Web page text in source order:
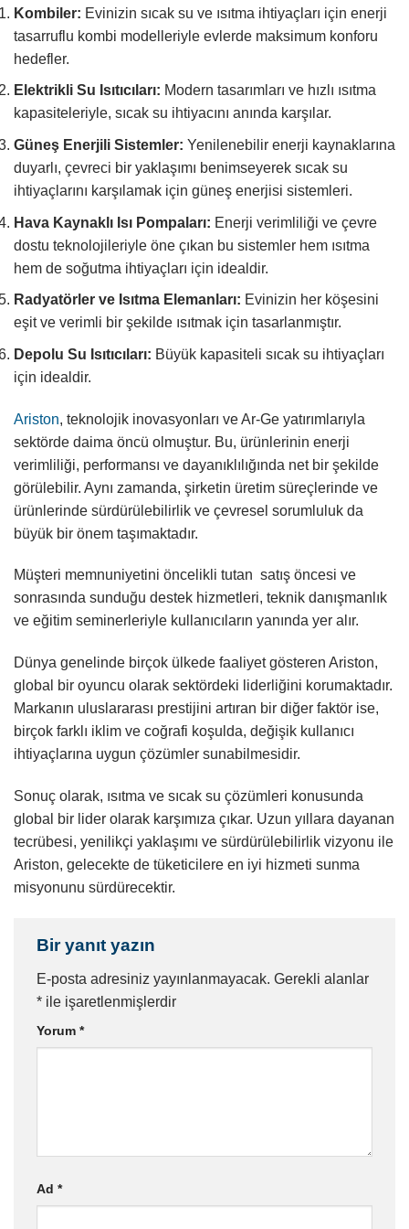
Kombiler: Evinizin sıcak su ve ısıtma ihtiyaçları için enerji
tasarruflu kombi modelleriyle evlerde maksimum konforu
hedefler.
Elektrikli Su Isıtıcıları: Modern tasarımları ve hızlı ısıtma
kapasiteleriyle, sıcak su ihtiyacını anında karşılar.
Güneş Enerjili Sistemler: Yenilenebilir enerji kaynaklarına
duyarlı, çevreci bir yaklaşımı benimseyerek sıcak su
ihtiyaçlarını karşılamak için güneş enerjisi sistemleri.
Hava Kaynaklı Isı Pompaları: Enerji verimliliği ve çevre
dostu teknolojileriyle öne çıkan bu sistemler hem ısıtma
hem de soğutma ihtiyaçları için idealdir.
Radyatörler ve Isıtma Elemanları: Evinizin her köşesini
eşit ve verimli bir şekilde ısıtmak için tasarlanmıştır.
Depolu Su Isıtıcıları: Büyük kapasiteli sıcak su ihtiyaçları
için idealdir.
Ariston, teknolojik inovasyonları ve Ar-Ge yatırımlarıyla
sektörde daima öncü olmuştur. Bu, ürünlerinin enerji
verimliliği, performansı ve dayanıklılığında net bir şekilde
görülebilir. Aynı zamanda, şirketin üretim süreçlerinde ve
ürünlerinde sürdürülebilirlik ve çevresel sorumluluk da
büyük bir önem taşımaktadır.
Müşteri memnuniyetini öncelikli tutan satış öncesi ve
sonrasında sunduğu destek hizmetleri, teknik danışmanlık
ve eğitim seminerleriyle kullanıcıların yanında yer alır.
Dünya genelinde birçok ülkede faaliyet gösteren Ariston,
global bir oyuncu olarak sektördeki liderliğini korumaktadır.
Markanın uluslararası prestijini artıran bir diğer faktör ise,
birçok farklı iklim ve coğrafi koşulda, değişik kullanıcı
ihtiyaçlarına uygun çözümler sunabilmesidir.
Sonuç olarak, ısıtma ve sıcak su çözümleri konusunda
global bir lider olarak karşımıza çıkar. Uzun yıllara dayanan
tecrübesi, yenilikçi yaklaşımı ve sürdürülebilirlik vizyonu ile
Ariston, gelecekte de tüketicilere en iyi hizmeti sunma
misyonunu sürdürecektir.
Bir yanıt yazın
E-posta adresiniz yayınlanmayacak. Gerekli alanlar
* ile işaretlenmişlerdir
Yorum *
Ad *